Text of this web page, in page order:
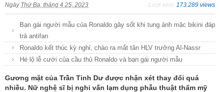
Ngày Thứ Ba, tháng 4 25, 2023 Lượt xem: 173.289 views
Bạn gái người mẫu của Ronaldo gây sốt khi tung ảnh mặc bikini đáp
trả antifan
Ronaldo kết thúc kỳ nghỉ, chào ra mắt tân HLV trưởng Al-Nassr
Hé lộ lễ cưới của cầu thủ Ronaldo và bạn gái người mẫu
Gương mặt của Trần Tinh Dư được nhận xét thay đổi quá
nhiều. Nữ nghệ sĩ bị nghi vấn lạm dụng phẫu thuật thẩm mỹ